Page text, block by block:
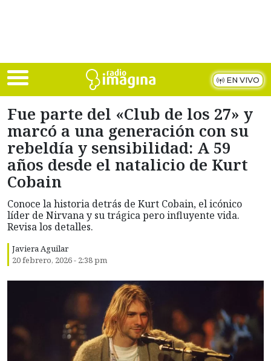
EN VIVO
Fue parte del «Club de los 27» y
marcó a una generación con su
rebeldía y sensibilidad: A 59
años desde el natalicio de Kurt
Cobain
Conoce la historia detrás de Kurt Cobain, el icónico
líder de Nirvana y su trágica pero influyente vida.
Revisa los detalles.
Javiera Aguilar
20 febrero, 2026 - 2:38 pm